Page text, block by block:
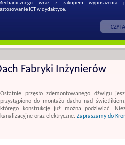
wraz z zakupem wyposażenia
ICT w dydaktyce.
Fabryki Inżynierów
Ostatnie przęsło zdemontowanego dźwigu
przystąpiono do montażu dachu nad
którego konstrukcję już można podziwiać.
kanalizacyjne oraz elektryczne. Zapraszamy do